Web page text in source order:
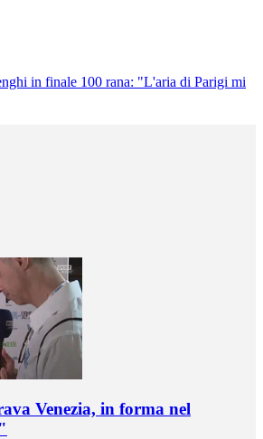
in finale 100 rana: "L'aria di Parigi mi
Venezia, in forma nel